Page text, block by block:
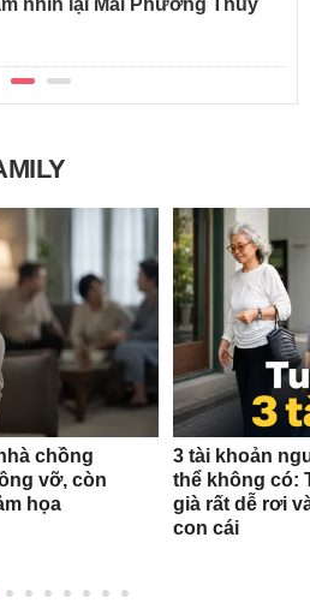
chồng
vỡ, còn
họa
3 tài khoản
thể không có:
già rất dễ rơi
con cái